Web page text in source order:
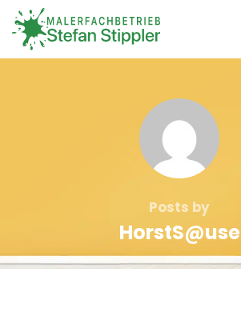
Posts by
HorstS@use